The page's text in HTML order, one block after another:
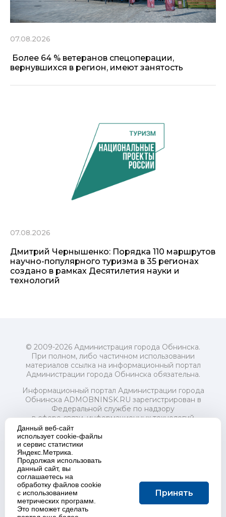
07.08.2026
Более 64 % ветеранов спецоперации,
вернувшихся в регион, имеют занятость
07.08.2026
Дмитрий Чернышенко: Порядка 110 маршрутов
научно-популярного туризма в 35 регионах
создано в рамках Десятилетия науки и
технологий
© 2009-2026 Администрация города Обнинска.
При полном, либо частичном использовании
материалов ссылка на информационный портал
Администрации города Обнинска обязательна.
Информационный портал Администрации города
Обнинска ADMOBNINSK.RU зарегистрирован в
Федеральной службе по надзору
в сфере связи, информационных технологий
и массовых коммуникаций (Роскомнадзор) 24 июля
2018 года.
Свидетельство о регистрации Эл № ФС77-73321
Учредитель: Администрация (исполнительно-
распорядительный орган) городского округа "Город
Обнинск". Главный редактор: Байкова Е.А.
Адрес электронной почты Редакции:
redactor@admobninsk.ru
Телефон Редакции: +7 (484) 395-85-85
Данный веб-сайт
использует cookie-файлы
и сервис статистики
Яндекс.Метрика.
Продолжая использовать
данный сайт, вы
соглашаетесь на
обработку файлов cookie
с использованием
метрических программ.
Это поможет сделать
Принять